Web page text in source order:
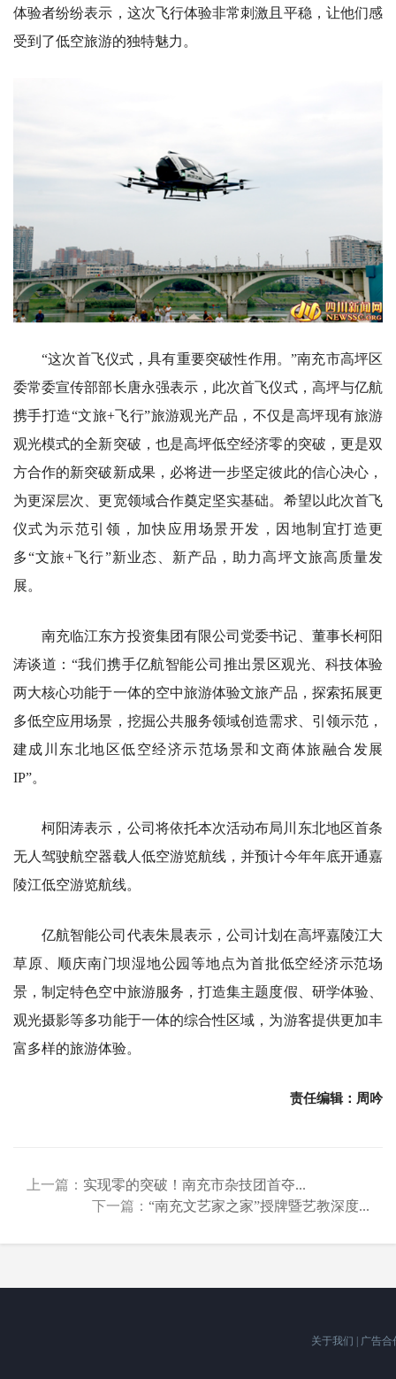
体验者纷纷表示，这次飞行体验非常刺激且平稳，让他们感
受到了低空旅游的独特魅力。
“这次首飞仪式，具有重要突破性作用。”南充市高坪区
委常委宣传部部长唐永强表示，此次首飞仪式，高坪与亿航
携手打造“文旅+飞行”旅游观光产品，不仅是高坪现有旅游
观光模式的全新突破，也是高坪低空经济零的突破，更是双
方合作的新突破新成果，必将进一步坚定彼此的信心决心，
为更深层次、更宽领域合作奠定坚实基础。希望以此次首飞
仪式为示范引领，加快应用场景开发，因地制宜打造更
多“文旅+飞行”新业态、新产品，助力高坪文旅高质量发
展。
南充临江东方投资集团有限公司党委书记、董事长柯阳
涛谈道：“我们携手亿航智能公司推出景区观光、科技体验
两大核心功能于一体的空中旅游体验文旅产品，探索拓展更
多低空应用场景，挖掘公共服务领域创造需求、引领示范，
建成川东北地区低空经济示范场景和文商体旅融合发展
IP”。
柯阳涛表示，公司将依托本次活动布局川东北地区首条
无人驾驶航空器载人低空游览航线，并预计今年年底开通嘉
陵江低空游览航线。
亿航智能公司代表朱晨表示，公司计划在高坪嘉陵江大
草原、顺庆南门坝湿地公园等地点为首批低空经济示范场
景，制定特色空中旅游服务，打造集主题度假、研学体验、
观光摄影等多功能于一体的综合性区域，为游客提供更加丰
富多样的旅游体验。
责任编辑：周吟
上一篇： 实现零的突破！南充市杂技团首夺...
下一篇： “南充文艺家之家”授牌暨艺教深度...
关于我们 广告